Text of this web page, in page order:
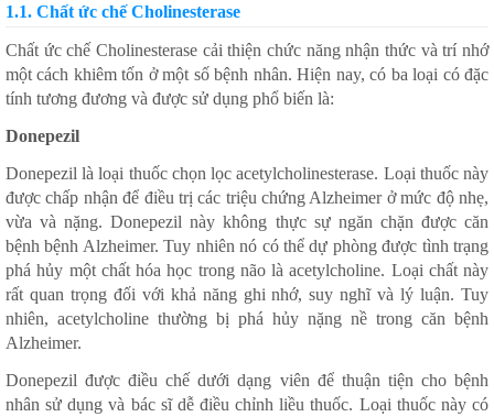
1.1. Chất ức chế Cholinesterase
Chất ức chế Cholinesterase cải thiện chức năng nhận thức và trí nhớ
một cách khiêm tốn ở một số bệnh nhân. Hiện nay, có ba loại có đặc
tính tương đương và được sử dụng phổ biến là:
Donepezil
Donepezil là loại thuốc chọn lọc acetylcholinesterase. Loại thuốc này
được chấp nhận để điều trị các triệu chứng Alzheimer ở mức độ nhẹ,
vừa và nặng. Donepezil này không thực sự ngăn chặn được căn
bệnh bệnh Alzheimer. Tuy nhiên nó có thể dự phòng được tình trạng
phá hủy một chất hóa học trong não là acetylcholine. Loại chất này
rất quan trọng đối với khả năng ghi nhớ, suy nghĩ và lý luận. Tuy
nhiên, acetylcholine thường bị phá hủy nặng nề trong căn bệnh
Alzheimer.
Donepezil được điều chế dưới dạng viên để thuận tiện cho bệnh
nhân sử dụng và bác sĩ dễ điều chỉnh liều thuốc. Loại thuốc này có